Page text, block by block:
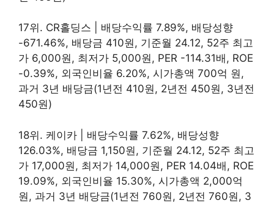
17위. CR홀딩스 | 배당수익률 7.89%, 배당성향
-671.46%, 배당금 410원, 기준월 24.12, 52주 최고
가 6,000원, 최저가 5,000원, PER -114.31배, ROE
-0.39%, 외국인비율 6.20%, 시가총액 700억 원,
과거 3년 배당금(1년전 410원, 2년전 450원, 3년전
450원)
18위. 케이카 | 배당수익률 7.62%, 배당성향
126.03%, 배당금 1,150원, 기준월 24.12, 52주 최고
가 17,000원, 최저가 14,000원, PER 14.04배, ROE
19.09%, 외국인비율 15.30%, 시가총액 2,000억
원, 과거 3년 배당금(1년전 760원, 2년전 760원, 3